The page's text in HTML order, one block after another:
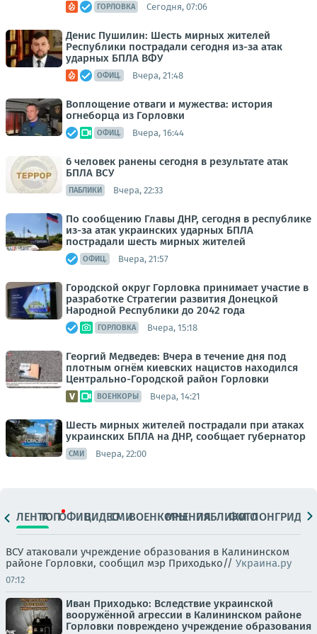
ГОРЛОВКА Сегодня, 07:06
Денис Пушилин: Шесть мирных жителей
Республики пострадали сегодня из-за атак
ударных БПЛА ВФУ
ОФИЦ. Вчера, 21:48
Воплощение отваги и мужества: история
огнеборца из Горловки
ОФИЦ. Вчера, 16:44
6 человек ранены сегодня в результате атак
БПЛА ВСУ
ПАБЛИКИ Вчера, 22:33
По сообщению Главы ДНР, сегодня в республике
из-за атак украинских ударных БПЛА
пострадали шесть мирных жителей
ОФИЦ. Вчера, 21:57
Городской округ Горловка принимает участие в
разработке Стратегии развития Донецкой
Народной Республики до 2042 года
ГОРЛОВКА Вчера, 15:18
Георгий Медведев: Вчера в течение дня под
плотным огнём киевских нацистов находился
Центрально-Городской район Горловки
ВОЕНКОРЫ Вчера, 14:21
Шесть мирных жителей пострадали при атаках
украинских БПЛА на ДНР, сообщает губернатор
СМИ Вчера, 22:00
ЛЕНТАТОПОФИЦ.ВИДЕОСМИВОЕНКОРЫМНЕНИЯПАБЛИКИ
ФОТОЛОНГРИДЫ
ВСУ атаковали учреждение образования в Калининском
районе Горловки, сообщил мэр Приходько// Украина.ру
07:12
Иван Приходько: Вследствие украинской
вооружённой агрессии в Калининском районе
Горловки повреждено учреждение образования